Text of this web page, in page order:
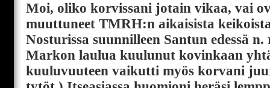
Moi, oliko korvissani jotain vikaa, vai
muuttuneet TMRH:n aikaisista
Nosturissa suunnilleen Santun edessä
Markon laulua kuulunut kovinkaan
kuuluvuuteen vaikutti myös korvani